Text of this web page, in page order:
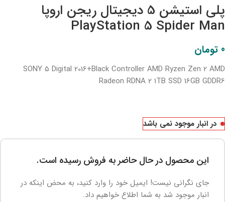
پلی استیشن 5 دیجیتال ریجن اروپا
PlayStation 5 Spider Man
0 تومان
SONY 5 Digital 2016+Black Controller AMD Ryzen Zen 2 AMD
Radeon RDNA 2 1TB SSD 16GB GDDR6
در انبار موجود نمی باشد
این محصول در حال حاضر به فروش رسیده است.
جای نگرانی نیست! ایمیل خود را وارد کنید، به محض اینکه در
انبار موجود شد به شما اطلاع خواهیم داد.